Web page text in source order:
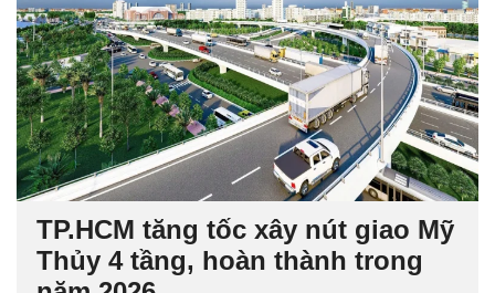
TP.HCM tăng tốc xây nút giao Mỹ
Thủy 4 tầng, hoàn thành trong